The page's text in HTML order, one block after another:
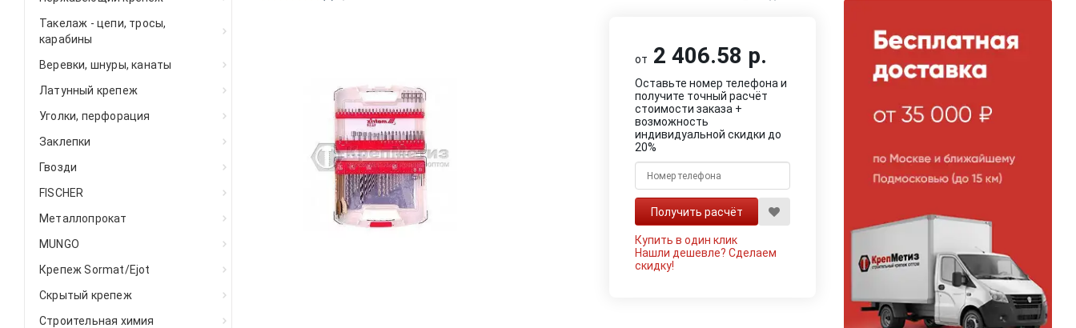
Такелаж - цепи, тросы,
карабины
Веревки, шнуры, канаты
Латунный крепеж
Уголки, перфорация
Заклепки
Гвозди
FISCHER
Металлопрокат
MUNGO
Крепеж Sormat/Ejot
Скрытый крепеж
Строительная химия
от 2 406.58 р.
Оставьте номер телефона и
получите точный расчёт
стоимости заказа +
возможность
индивидуальной скидки до
20%
Купить в один клик
Нашли дешевле?Сделаем
скидку!